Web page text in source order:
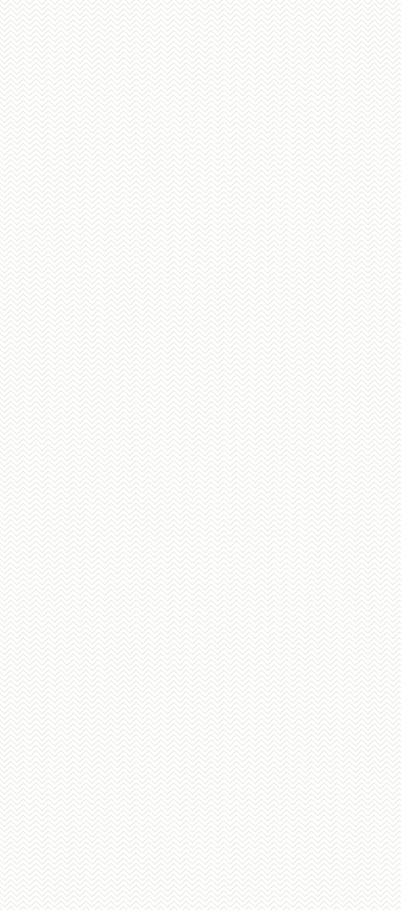
Plan du site
Mentions légales
Les marchés publics
Recrutement